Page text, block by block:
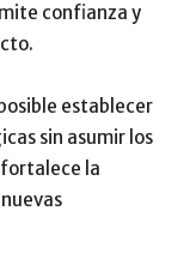
confianza y
establecer
sin asumir los
la